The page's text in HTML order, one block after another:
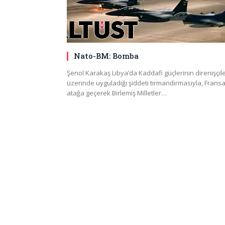
Nato-BM: Bomba
Şenol Karakaş Libya’da Kaddafi güçlerinin
üzerinde uyguladığı şiddeti tırmandırmasıyla, Fransa
atağa geçerek Birlemiş Milletler…